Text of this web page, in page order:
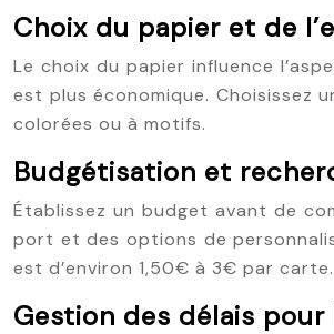
Choix du papier et de
Le choix du papier influence
est plus économique. Choisissez
colorées ou à motifs.
Budgétisation et
Établissez un budget avant de
port et des options de
est d’environ 1,50€ à 3€ par carte.
Gestion des délais pour